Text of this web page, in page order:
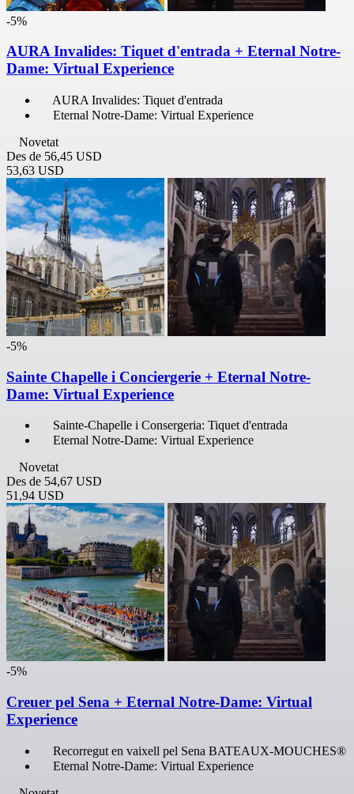
-5%
AURA Invalides: Tiquet d'entrada + Eternal Notre-
Dame: Virtual Experience
AURA Invalides: Tiquet d'entrada
Eternal Notre-Dame: Virtual Experience
Novetat
Des de 56,45 USD
53,63 USD
-5%
Sainte Chapelle i Conciergerie + Eternal Notre-
Dame: Virtual Experience
Sainte-Chapelle i Consergeria: Tiquet d'entrada
Eternal Notre-Dame: Virtual Experience
Novetat
Des de 54,67 USD
51,94 USD
-5%
Creuer pel Sena + Eternal Notre-Dame: Virtual
Experience
Recorregut en vaixell pel Sena BATEAUX-MOUCHES®
Eternal Notre-Dame: Virtual Experience